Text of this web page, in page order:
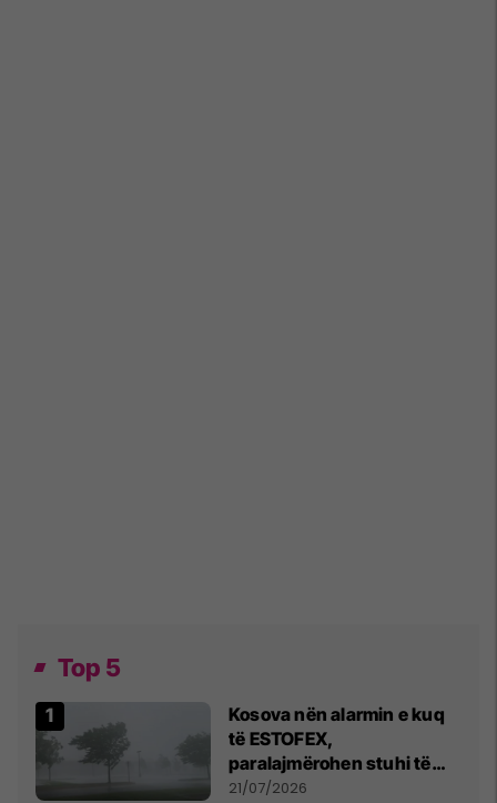
Top 5
Kosova nën alarmin e kuq
të ESTOFEX,
paralajmërohen stuhi të
fuqishme me breshër dhe
21/07/2026